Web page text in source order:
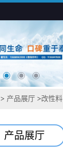
> 产品展厅 >改性料
产品展厅